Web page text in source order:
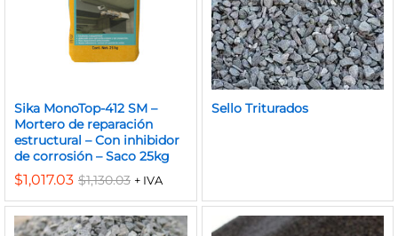
Sika MonoTop-412 SM –
Mortero de reparación
estructural – Con inhibidor
de corrosión – Saco 25kg
$1,017.03 $1,130.03 + IVA
Sello Triturados